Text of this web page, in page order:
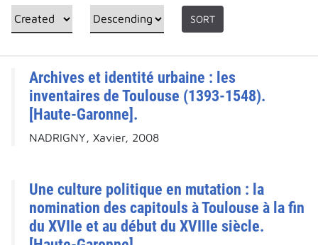
SORT
Archives et identité urbaine : les
inventaires de Toulouse (1393-1548).
[Haute-Garonne].
NADRIGNY, Xavier, 2008
Une culture politique en mutation : la
nomination des capitouls à Toulouse à la fin
du XVIIe et au début du XVIIIe siècle.